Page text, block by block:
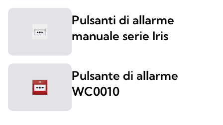
Pulsanti di allarme
manuale serie Iris
Pulsante di allarme
WC0010